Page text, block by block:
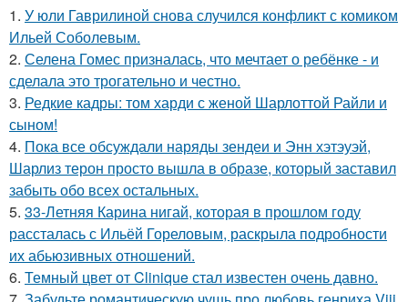
1. У юли Гаврилиной снова случился конфликт с комиком
Ильей Соболевым.
2. Селена Гомес призналась, что мечтает о ребёнке - и
сделала это трогательно и честно.
3. Редкие кадры: том харди с женой Шарлоттой Райли и
сыном!
4. Пока все обсуждали наряды зендеи и Энн хэтэуэй,
Шарлиз терон просто вышла в образе, который заставил
забыть обо всех остальных.
5. 33-Летняя Карина нигай, которая в прошлом году
рассталась с Ильёй Гореловым, раскрыла подробности
их абьюзивных отношений.
6. Темный цвет от Clinique стал известен очень давно.